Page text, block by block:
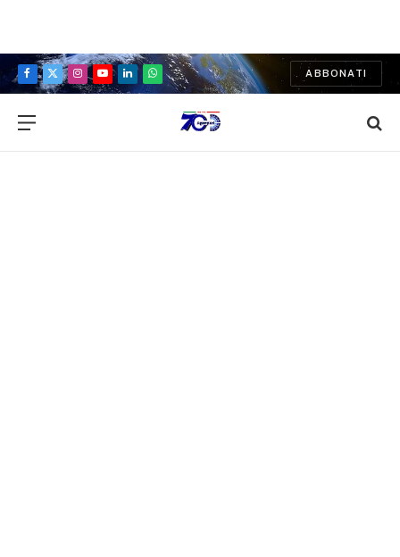
Facebook
X
Instagram
YouTubeLinkedInWhatsApp
ABBONATI